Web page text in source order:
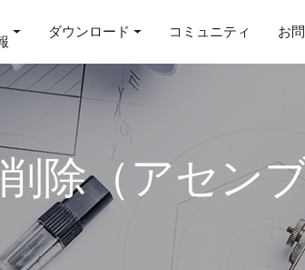
ダウンロード コミュニティ お
削除（アセン